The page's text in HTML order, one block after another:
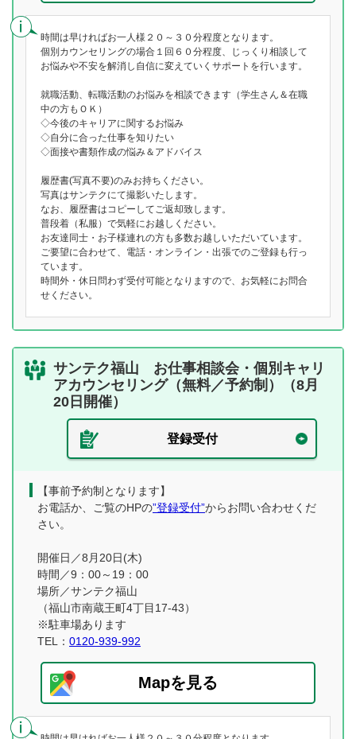
時間は早ければお一人様２０～３０分程度となります。
個別カウンセリングの場合１回６０分程度、じっくり相談して
お悩みや不安を解消し自信に変えていくサポートを行います。
就職活動、転職活動のお悩みを相談できます（学生さん＆在職
中の方もＯＫ）
◇今後のキャリアに関するお悩み
◇自分に合った仕事を知りたい
◇面接や書類作成の悩み＆アドバイス
履歴書(写真不要)のみお持ちください。
写真はサンテクにて撮影いたします。
なお、履歴書はコピーしてご返却致します。
普段着（私服）で気軽にお越しください。
お友達同士・お子様連れの方も多数お越しいただいています。
ご要望に合わせて、電話・オンライン・出張でのご登録も行っ
ています。
時間外・休日問わず受付可能となりますので、お気軽にお問合
せください。
サンテク福山 お仕事相談会・個別キャリ
アカウンセリング（無料／予約制）（8月
20日開催）
登録受付
【事前予約制となります】
お電話か、ご覧のHPの”登録受付”からお問い合わせくだ
さい。
開催日／8月20日(木)
時間／9：00～19：00
場所／サンテク福山
（福山市南蔵王町4丁目17-43）
※駐車場あります
TEL： 0120-939-992
Mapを見る